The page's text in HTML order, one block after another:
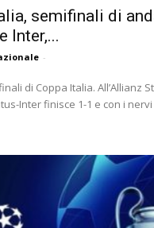
semifinali di
Inter,...
-
di Coppa Italia. All’Allianz
Inter finisce 1-1 e con i